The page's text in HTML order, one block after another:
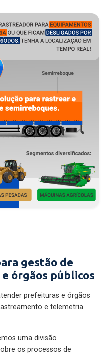
gestão de
órgãos públicos
prefeituras e órgãos
e telemetria
uma divisão
os processos de